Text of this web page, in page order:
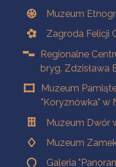
Muzeum
Zagroda Felicji
Regionalne
bryg. Zdzisława
Muzeum
"Koryznówka" w
Muzeum Dwór
Muzeum
Galeria